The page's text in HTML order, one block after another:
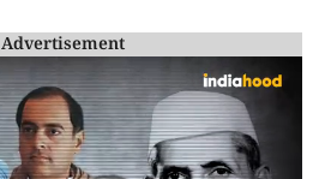
Advertisement